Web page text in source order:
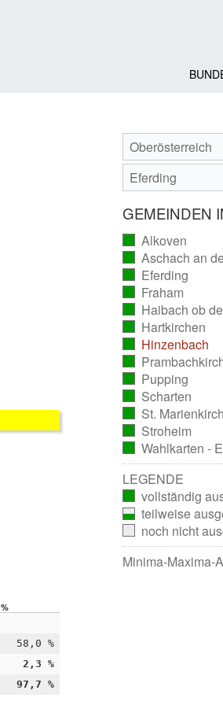
%
58,0 %
2,3 %
97,7 %
GEMEINDEN
Alkoven
ausgezählt)
Aschach an
ausgezählt)
Eferding
ausgezählt)
Fraham
ausgezählt)
Haibach ob
ausgezählt)
Hartkirchen
ausgezählt)
Hinzenbach
ausgezählt)
ausgezählt)
Pupping
ausgezählt)
Scharten
ausgezählt)
St.
ausgezählt)
Stroheim
ausgezählt)
Wahlkarten -
ausgezählt)
LEGENDE
vollständig
teilweise
noch nicht
Minima-Maxima-